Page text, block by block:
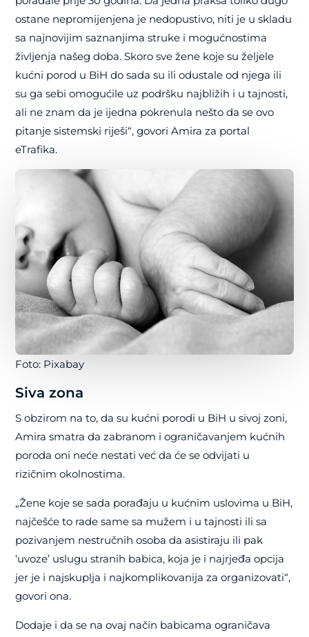
ostane nepromijenjena je nedopustivo, niti je u skladu
sa najnovijim saznanjima struke i mogućnostima
življenja našeg doba. Skoro sve žene koje su željele
kućni porod u BiH do sada su ili odustale od njega ili
su ga sebi omogućile uz podršku najbližih i u tajnosti,
ali ne znam da je ijedna pokrenula nešto da se ovo
pitanje sistemski riješi“, govori Amira za portal
eTrafika.
Foto: Pixabay
Siva zona
S obzirom na to, da su kućni porodi u BiH u sivoj zoni,
Amira smatra da zabranom i ograničavanjem kućnih
poroda oni neće nestati već da će se odvijati u
rizičnim okolnostima.
„Žene koje se sada porađaju u kućnim uslovima u BiH,
najčešće to rade same sa mužem i u tajnosti ili sa
pozivanjem nestručnih osoba da asistiraju ili pak
‘uvoze’ uslugu stranih babica, koja je i najrjeđa opcija
jer je i najskuplja i najkomplikovanija za organizovati“,
govori ona.
Dodaje i da se na ovaj način babicama ograničava